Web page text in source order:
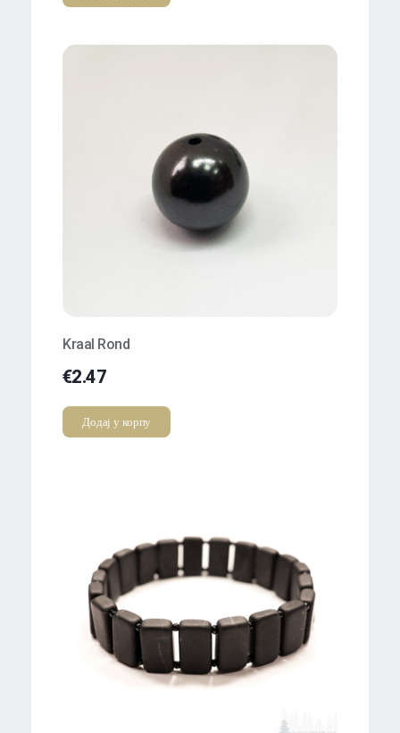
Kraal Rond
€2.47
Додај у корпу